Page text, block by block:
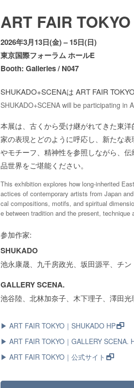
ART FAIR
2026年3月13日(金) – 15日(日)
東京国際フォーラム ホールE
Booth: Galleries / N047
SHUKADO+SCENAは ART FAIR
SHUKADO+SCENA will be participating in
本展は、古くから受け継がれてきた東
家の表現とどのように呼応し、新たな
やモチーフ、精神性を参照しながら、
品世界をご堪能ください。
This exhibition explores how long-inherited
actices of contemporary artists from Japan
cal compositions, motifs, and spiritual
e between tradition and the present,
参加作家:
SHUKADO
池永康晟、九千房政光、坂田源平、チ
GALLERY SCENA.
池谷陸、北林加奈子、木下理子、澤田
▶ ART FAIR TOKYO｜SHUKADO HP
▶ ART FAIR TOKYO｜GALLERY SCENA.
▶ ART FAIR TOKYO｜公式サイト